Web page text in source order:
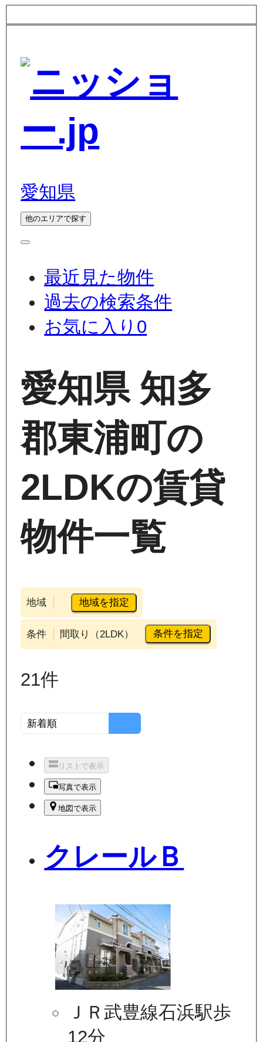
愛知県
他のエリアで探す
最近見た物件
過去の検索条件
お気に入り 0
愛知県 知多
郡東浦町の
2LDKの賃貸
物件一覧
地域 地域を指定
条件 間取り（2LDK） 条件を指定
21件
リストで表示
写真で表示
地図で表示
クレールＢ
ＪＲ武豊線石浜駅歩
12分